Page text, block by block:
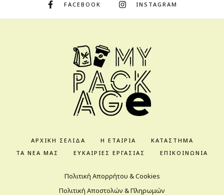
FACEBOOK INSTAGRAM
ΑΡΧΙΚΉ ΣΕΛΊΔΑ Η ΕΤΑΙΡΊΑ
ΚΑΤΆΣΤΗΜΑ
ΤΑ ΝΈΑ ΜΑΣ
ΕΥΚΑΙΡΊΕΣ ΕΡΓΑΣΊΑΣ ΕΠΙΚΟΙΝΩΝΊΑ
Πολιτική Απορρήτου & Cookies
Πολιτική Αποστολών & Πληρωμών